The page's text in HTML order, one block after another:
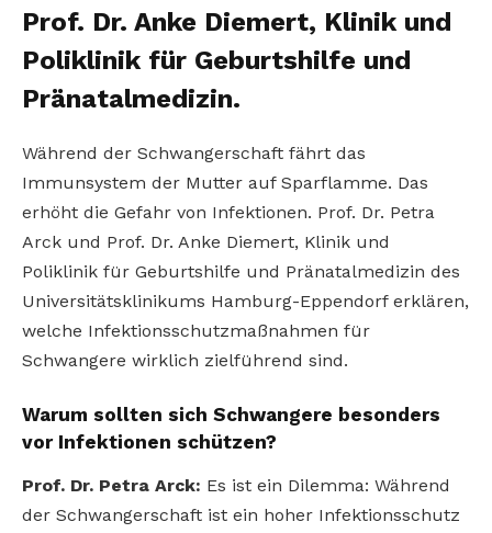
Prof. Dr. Anke Diemert, Klinik und
Poliklinik für Geburtshilfe und
Pränatalmedizin.
Während der Schwangerschaft fährt das
Immunsystem der Mutter auf Sparflamme. Das
erhöht die Gefahr von Infektionen. Prof. Dr. Petra
Arck und Prof. Dr. Anke Diemert, Klinik und
Poliklinik für Geburtshilfe und Pränatalmedizin des
Universitätsklinikums Hamburg-Eppendorf erklären,
welche Infektionsschutzmaßnahmen für
Schwangere wirklich zielführend sind.
Warum sollten sich Schwangere besonders
vor Infektionen schützen?
Prof. Dr. Petra Arck: Es ist ein Dilemma: Während
der Schwangerschaft ist ein hoher Infektionsschutz